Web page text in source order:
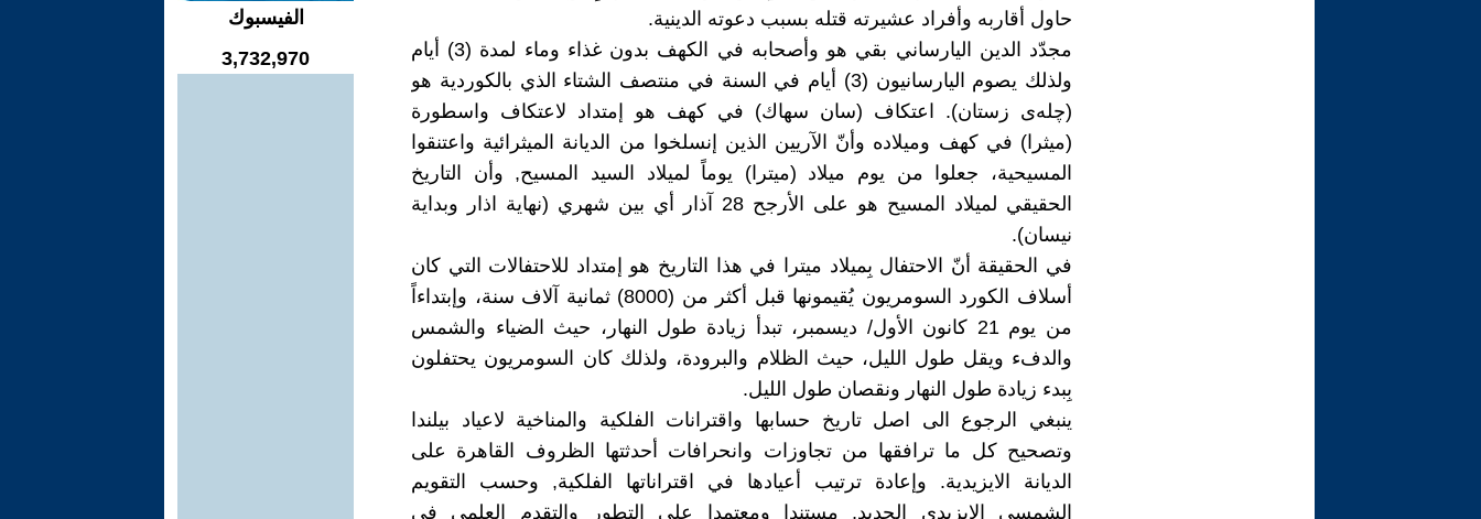
حاول أقاربه وأفراد عشيرته قتله بسبب دعوته الدينية.
مجدّد الدين اليارساني بقي هو وأصحابه في الكهف بدون غذاء وماء لمدة (3) أيام
ولذلك يصوم اليارسانيون (3) أيام في السنة في منتصف الشتاء الذي بالكوردية هو
(چلەی زستان). اعتكاف (سان سهاك) في كهف هو إمتداد لاعتكاف واسطورة
(ميثرا) في كهف وميلاده وأنّ الآريين الذين إنسلخوا من الديانة الميثرائية واعتنقوا
المسيحية، جعلوا من يوم ميلاد (ميترا) يوماً لميلاد السيد المسيح, وأن التاريخ
الحقيقي لميلاد المسيح هو على الأرجح 28 آذار أي بين شهري (نهاية اذار وبداية
نيسان).
في الحقيقة أنّ الاحتفال بِميلاد ميترا في هذا التاريخ هو إمتداد للاحتفالات التي كان
أسلاف الكورد السومريون يُقيمونها قبل أكثر من (8000) ثمانية آلاف سنة، وإبتداءاً
من يوم 21 كانون الأول/ ديسمبر، تبدأ زيادة طول النهار، حيث الضياء والشمس
والدفء ويقل طول الليل، حيث الظلام والبرودة، ولذلك كان السومريون يحتفلون
بِبدء زيادة طول النهار ونقصان طول الليل.
ينبغي الرجوع الى اصل تاريخ حسابها واقترانات الفلكية والمناخية لاعياد بيلندا
وتصحيح كل ما ترافقها من تجاوزات وانحرافات أحدثتها الظروف القاهرة على
الديانة الايزيدية. وإعادة ترتيب أعيادها في اقتراناتها الفلكية, وحسب التقويم
الشمسي الايزيدي الجديد, مستندا ومعتمدا على التطور والتقدم العلمي في
الفيسبوك
3,732,970